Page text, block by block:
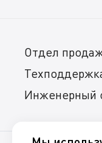
Отдел
Инженерный